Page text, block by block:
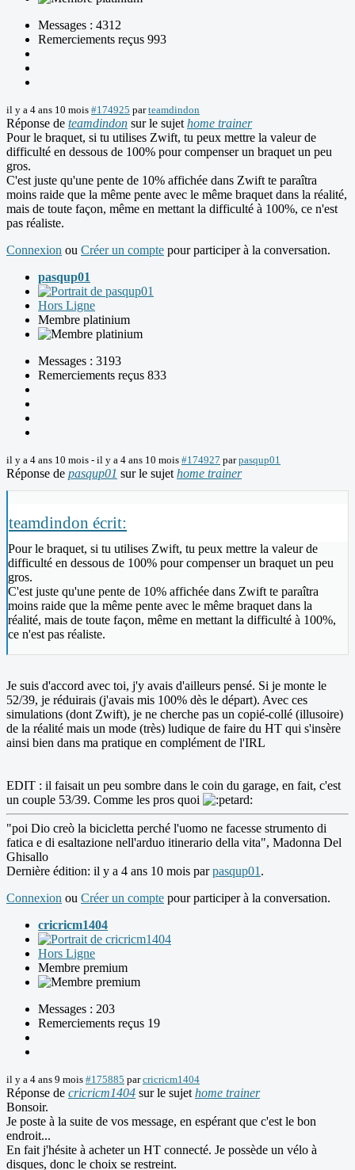
Messages : 4312
Remerciements reçus 993
il y a 4 ans 10 mois #174925 parteamdindon
Réponse de teamdindon sur le sujet home trainer
Pour le braquet, si tu utilises Zwift, tu peux mettre la valeur de
difficulté en dessous de 100% pour compenser un braquet un peu
gros.
C'est juste qu'une pente de 10% affichée dans Zwift te paraîtra
moins raide que la même pente avec le même braquet dans la réalité,
mais de toute façon, même en mettant la difficulté à 100%, ce n'est
pas réaliste.
Connexion ou Créer un compte pour participer à la conversation.
pasqup01
Hors Ligne
Membre platinium
Messages : 3193
Remerciements reçus 833
il y a 4 ans 10 mois - il y a 4 ans 10 mois #174927 parpasqup01
Réponse de pasqup01 sur le sujet home trainer
teamdindon écrit:
Pour le braquet, si tu utilises Zwift, tu peux mettre la valeur de
difficulté en dessous de 100% pour compenser un braquet un peu
gros.
C'est juste qu'une pente de 10% affichée dans Zwift te paraîtra
moins raide que la même pente avec le même braquet dans la
réalité, mais de toute façon, même en mettant la difficulté à 100%,
ce n'est pas réaliste.
Je suis d'accord avec toi, j'y avais d'ailleurs pensé. Si je monte le
52/39, je réduirais (j'avais mis 100% dès le départ). Avec ces
simulations (dont Zwift), je ne cherche pas un copié-collé (illusoire)
de la réalité mais un mode (très) ludique de faire du HT qui s'insère
ainsi bien dans ma pratique en complément de l'IRL
EDIT : il faisait un peu sombre dans le coin du garage, en fait, c'est
un couple 53/39. Comme les pros quoi
"poi Dio creò la bicicletta perché l'uomo ne facesse strumento di
fatica e di esaltazione nell'arduo itinerario della vita", Madonna Del
Ghisallo
Dernière édition: il y a 4 ans 10 mois parpasqup01 .
Connexion ou Créer un compte pour participer à la conversation.
cricricm1404
Hors Ligne
Membre premium
Messages : 203
Remerciements reçus 19
il y a 4 ans 9 mois #175885 parcricricm1404
Réponse de cricricm1404 sur le sujet home trainer
Bonsoir.
Je poste à la suite de vos message, en espérant que c'est le bon
endroit...
En fait j'hésite à acheter un HT connecté. Je possède un vélo à
disques, donc le choix se restreint.